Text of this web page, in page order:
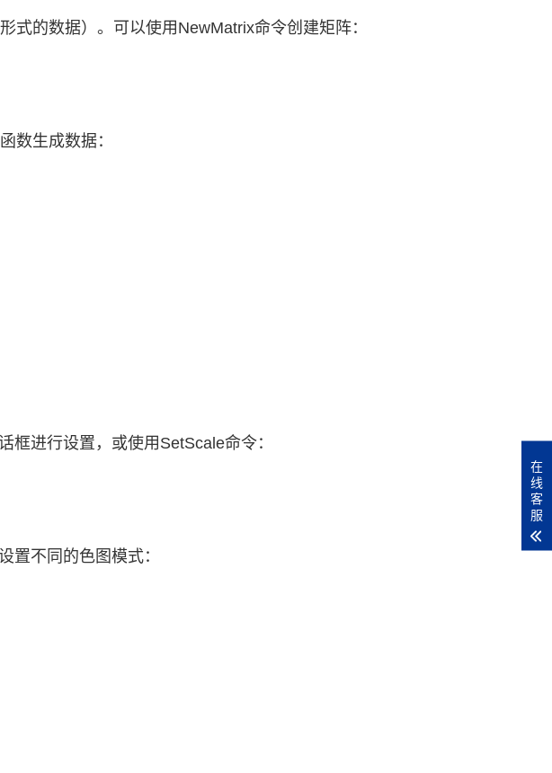
式的数据）。可以使用NewMatrix命令创建矩阵：
数生成数据：
框进行设置，或使用SetScale命令：
置不同的色图模式：
在
线
客
服